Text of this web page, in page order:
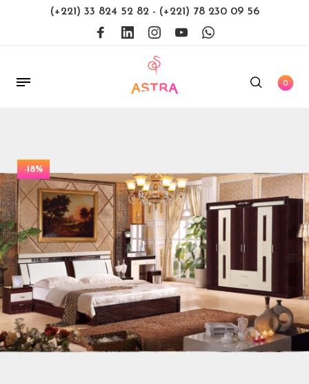
(+221) 33 824 52 82 - (+221) 78 230 09 56
0
-18%